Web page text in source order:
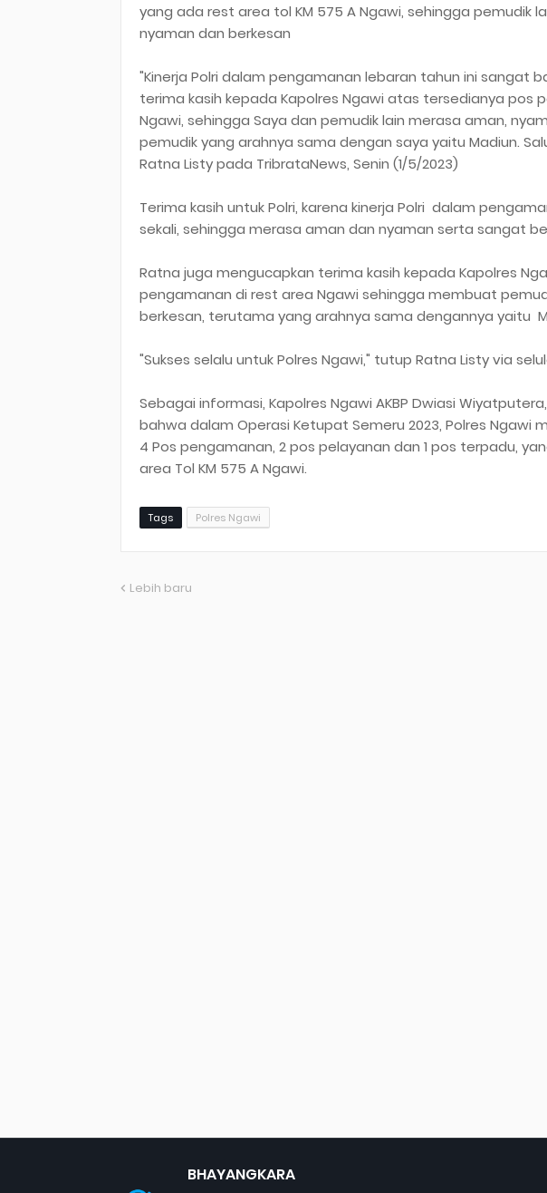
yang ada rest area tol KM 575 A Ngawi, sehingga pemudik
nyaman dan berkesan
"Kinerja Polri dalam pengamanan lebaran tahun ini sangat
terima kasih kepada Kapolres Ngawi atas tersedianya pos
Ngawi, sehingga Saya dan pemudik lain merasa aman,
pemudik yang arahnya sama dengan saya yaitu Madiun.
Ratna Listy pada TribrataNews, Senin (1/5/2023)
Terima kasih untuk Polri, karena kinerja Polri dalam
sekali, sehingga merasa aman dan nyaman serta sangat
Ratna juga mengucapkan terima kasih kepada Kapolres
pengamanan di rest area Ngawi sehingga membuat
berkesan, terutama yang arahnya sama dengannya yaitu
"Sukses selalu untuk Polres Ngawi," tutup Ratna Listy via
Sebagai informasi, Kapolres Ngawi AKBP Dwiasi Wiyatputera,
bahwa dalam Operasi Ketupat Semeru 2023, Polres Ngawi
4 Pos pengamanan, 2 pos pelayanan dan 1 pos terpadu,
area Tol KM 575 A Ngawi.
Tags Polres Ngawi
Lebih baru
BHAYANGKARA